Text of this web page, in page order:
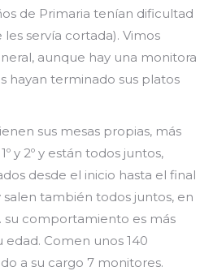
de Primaria tenían dificultad
servía cortada). Vimos
aunque hay una monitora
hayan terminado sus platos
sus mesas propias, más
y 2º y están todos juntos,
desde el inicio hasta el final
salen también todos juntos, en
su comportamiento es más
Comen unos 140
a su cargo 7 monitores.